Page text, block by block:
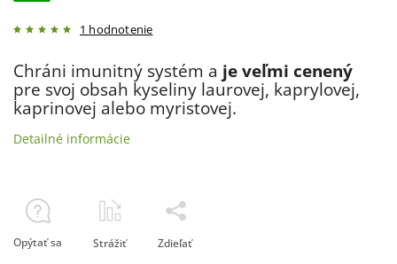
1 hodnotenie
Chráni imunitný systém a je veľmi cenený
pre svoj obsah kyseliny laurovej, kaprylovej,
kaprinovej alebo myristovej.
Detailné informácie
Opýtať sa Strážiť Zdieľať